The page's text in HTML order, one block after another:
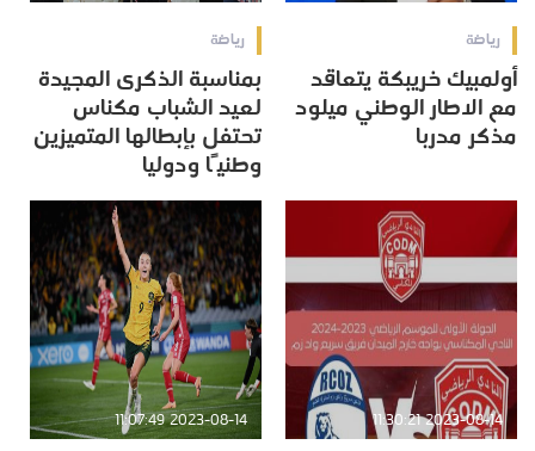
رياضة
أولمبيك خريبكة يتعاقد
مع الاطار الوطني ميلود
مذكر مدربا
رياضة
بمناسبة الذكرى المجيدة
لعيد الشباب مكناس
تحتفل بإبطالها المتميزين
وطنيًا ودوليا
2023-08-14 11:30:21
2023-08-14 11:07:49